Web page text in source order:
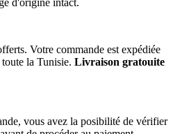
Votre commande est expédiée
la Tunisie. Livraison gratouite
vous avez la posibilité de vérifier